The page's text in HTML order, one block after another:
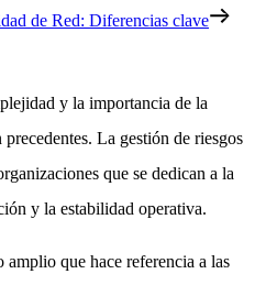
de Red: Diferencias clave
y la importancia de la
La gestión de riesgos
que se dedican a la
y la estabilidad operativa.
que hace referencia a las